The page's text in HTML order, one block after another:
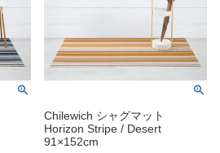
Chilewich シャグマット
Horizon Stripe / Desert
91×152cm